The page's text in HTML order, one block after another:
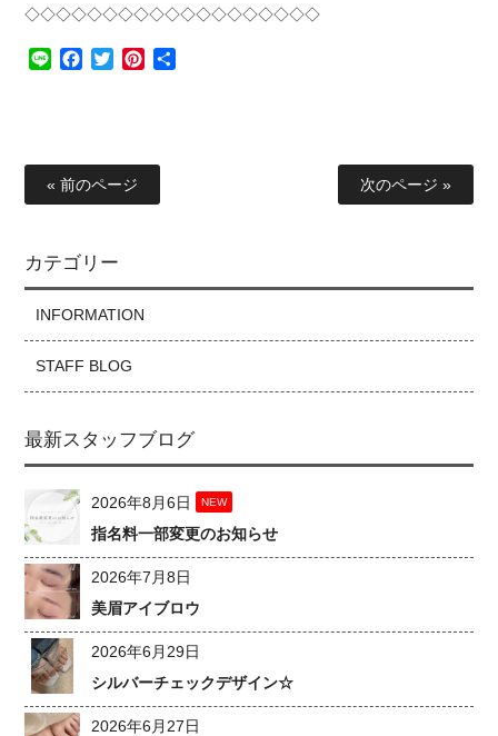
◇◇◇◇◇◇◇◇◇◇◇◇◇◇◇◇◇◇◇
Line Facebook
TwitterPinterest
« 前のページ 次のページ »
カテゴリー
INFORMATION
STAFF BLOG
最新スタッフブログ
2026年8月6日 NEW
指名料一部変更のお知らせ
2026年7月8日
美眉アイブロウ
2026年6月29日
シルバーチェックデザイン☆
2026年6月27日